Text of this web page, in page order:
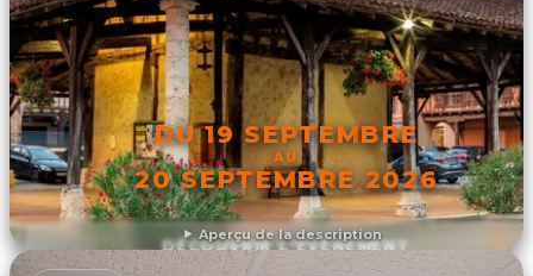
Aperçu de la description
DU 19 SEPTEMBRE
AU
20 SEPTEMBRE 2026
DÉCOUVRIR L'ÉVÉNEMENT